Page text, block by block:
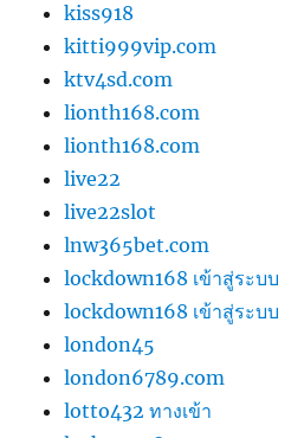
kiss918
kitti999vip.com
ktv4sd.com
lionth168.com
lionth168.com
live22
live22slot
lnw365bet.com
lockdown168 เข้าสู่ระบบ
lockdown168 เข้าสู่ระบบ
london45
london6789.com
lotto432 ทางเข้า